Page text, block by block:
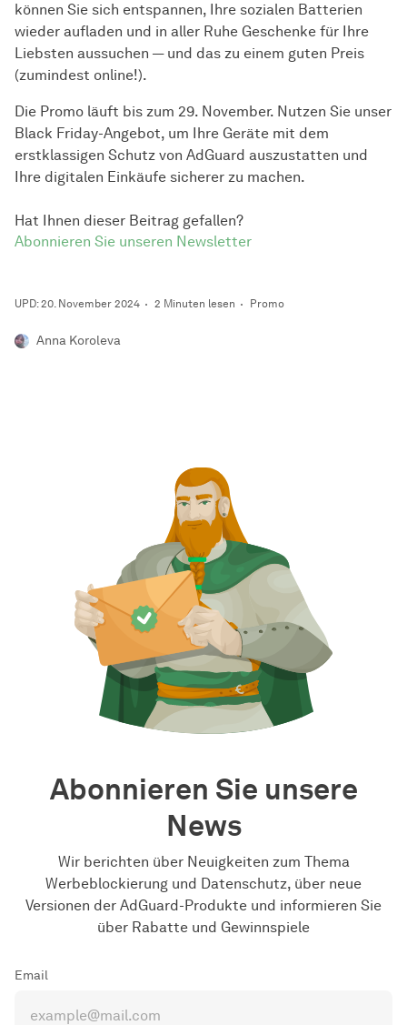
können Sie sich entspannen, Ihre sozialen Batterien
wieder aufladen und in aller Ruhe Geschenke für Ihre
Liebsten aussuchen — und das zu einem guten Preis
(zumindest online!).
Die Promo läuft bis zum 29. November. Nutzen Sie unser
Black Friday-Angebot, um Ihre Geräte mit dem
erstklassigen Schutz von AdGuard auszustatten und
Ihre digitalen Einkäufe sicherer zu machen.
Hat Ihnen dieser Beitrag gefallen?
Abonnieren Sie unseren Newsletter
UPD: 20. November 2024 2 Minuten lesen Promo
Anna Koroleva
Abonnieren Sie unsere
News
Wir berichten über Neuigkeiten zum Thema
Werbeblockierung und Datenschutz, über neue
Versionen der AdGuard-Produkte und informieren Sie
über Rabatte und Gewinnspiele
Email